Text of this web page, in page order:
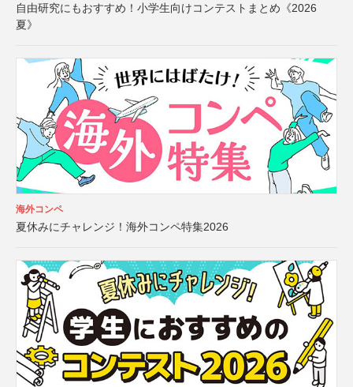
自由研究にもおすすめ！小学生向けコンテストまとめ《2026
夏》
海外コンペ
夏休みにチャレンジ！海外コンペ特集2026